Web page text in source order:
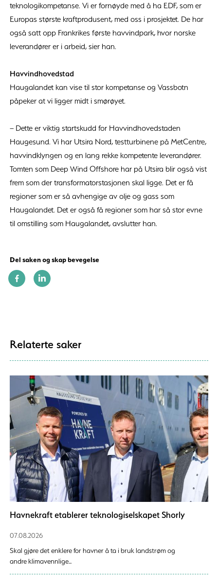
teknologikompetanse. Vi er fornøyde med å ha EDF, som er
Europas største kraftprodusent, med oss i prosjektet. De har
også satt opp Frankrikes første havvindpark, hvor norske
leverandører er i arbeid, sier han.
Havvindhovedstad
Haugalandet kan vise til stor kompetanse og Vassbotn
påpeker at vi ligger midt i smørøyet.
– Dette er viktig startskudd for Havvindhovedstaden
Haugesund. Vi har Utsira Nord, testturbinene på MetCentre,
havvindklyngen og en lang rekke kompetente leverandører.
Tomten som Deep Wind Offshore har på Utsira blir også vist
frem som der transformatorstasjonen skal ligge. Det er få
regioner som er så avhengige av olje og gass som
Haugalandet. Det er også få regioner som har så stor evne
til omstilling som Haugalandet, avslutter han.
Del saken og skap bevegelse
Relaterte saker
Havnekraft etablerer teknologiselskapet Shorly
07.08.2026
Skal gjøre det enklere for havner å ta i bruk landstrøm og
andre klimavennlige...